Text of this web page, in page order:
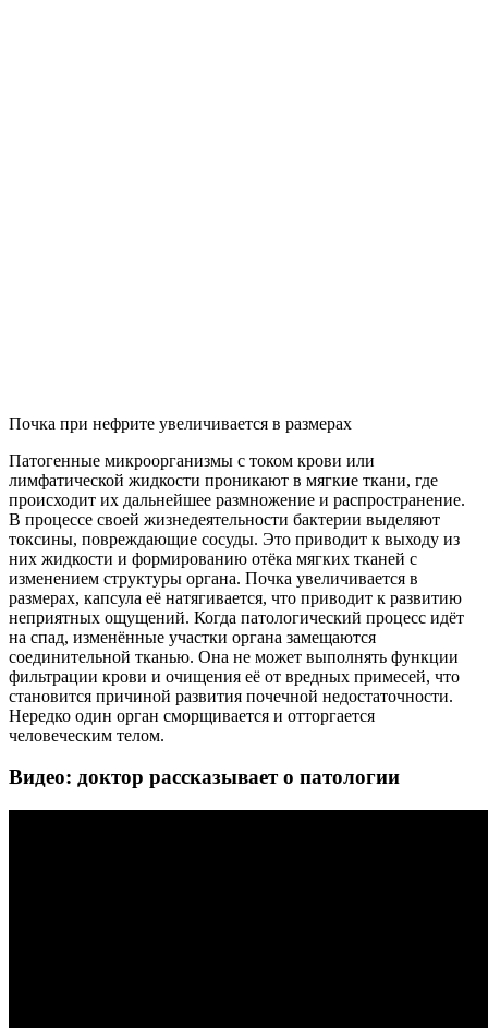
Почка при нефрите увеличивается в размерах
Патогенные микроорганизмы с током крови или
лимфатической жидкости проникают в мягкие ткани, где
происходит их дальнейшее размножение и распространение.
В процессе своей жизнедеятельности бактерии выделяют
токсины, повреждающие сосуды. Это приводит к выходу из
них жидкости и формированию отёка мягких тканей с
изменением структуры органа. Почка увеличивается в
размерах, капсула её натягивается, что приводит к развитию
неприятных ощущений. Когда патологический процесс идёт
на спад, изменённые участки органа замещаются
соединительной тканью. Она не может выполнять функции
фильтрации крови и очищения её от вредных примесей, что
становится причиной развития почечной недостаточности.
Нередко один орган сморщивается и отторгается
человеческим телом.
Видео: доктор рассказывает о патологии